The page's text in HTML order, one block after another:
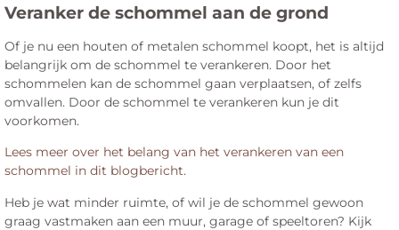
Veranker de schommel aan de grond
Of je nu een houten of metalen schommel koopt, het is altijd
belangrijk om de schommel te verankeren. Door het
schommelen kan de schommel gaan verplaatsen, of zelfs
omvallen. Door de schommel te verankeren kun je dit
voorkomen.
Lees meer over het belang van het verankeren van een
schommel in dit blogbericht.
Heb je wat minder ruimte, of wil je de schommel gewoon
graag vastmaken aan een muur, garage of speeltoren? Kijk